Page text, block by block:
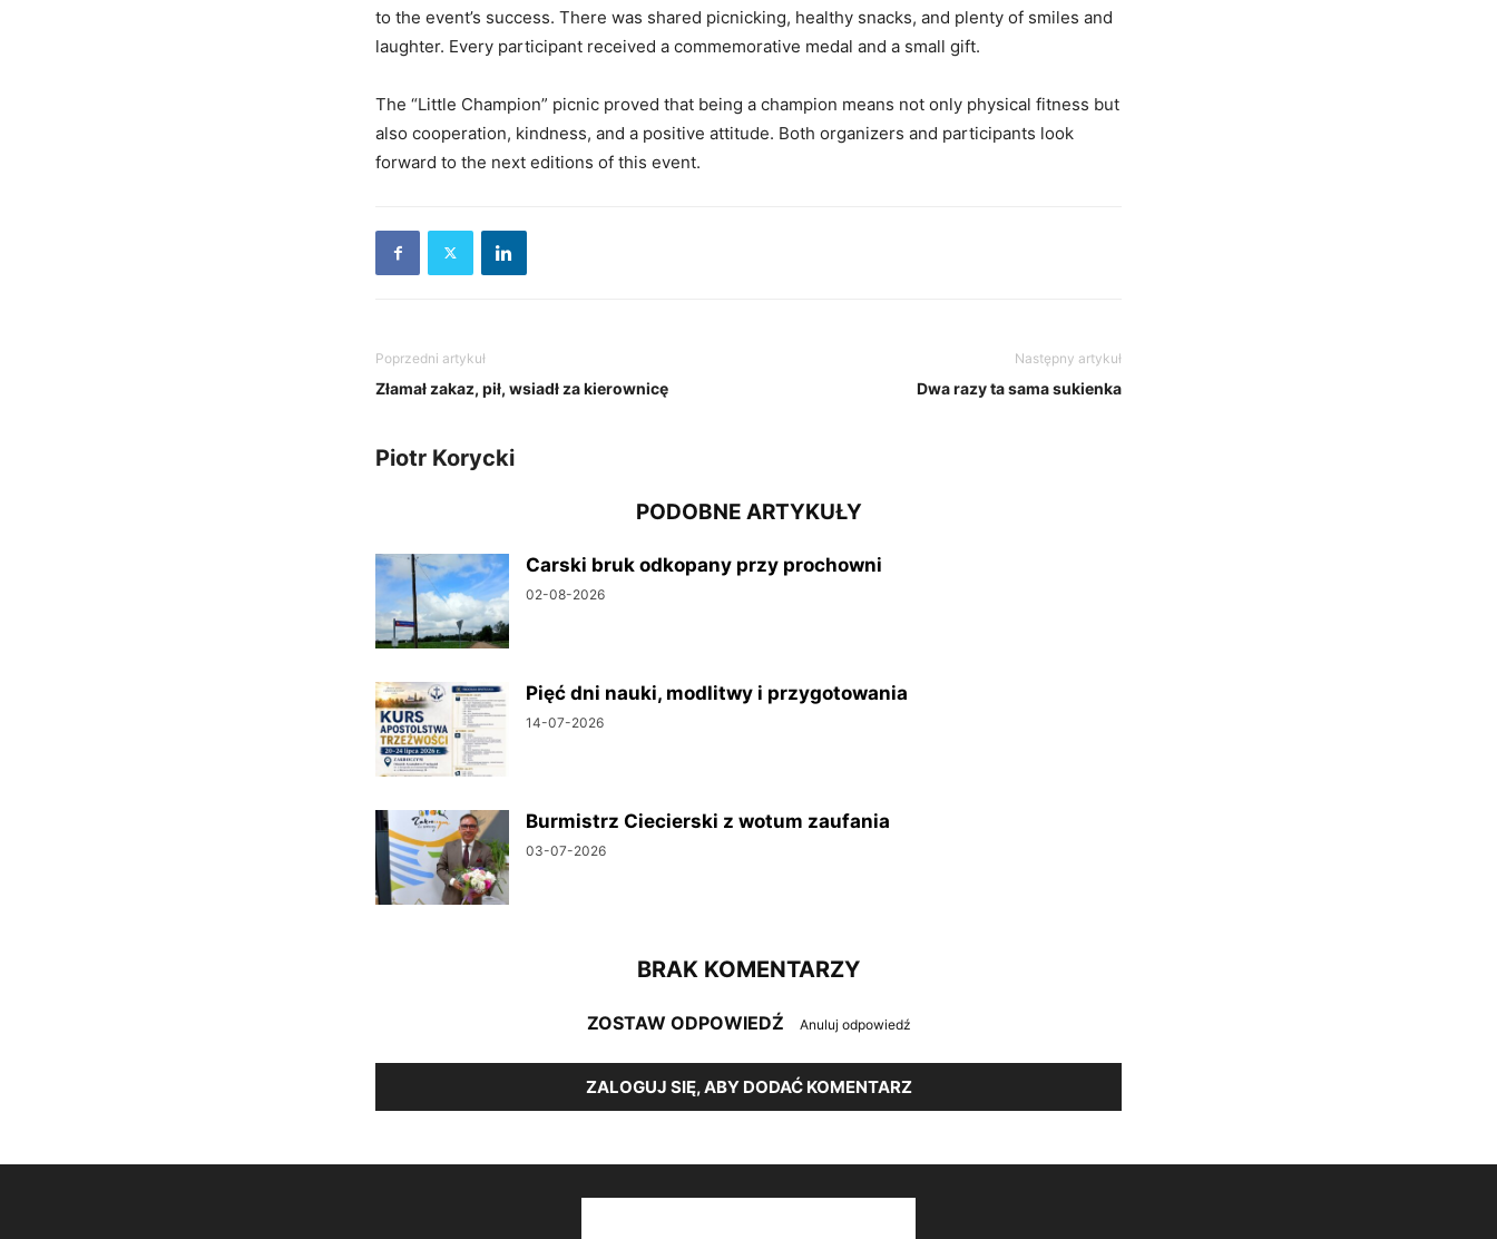
to the event’s success. There was shared picnicking, healthy snacks, and plenty of smiles and
laughter. Every participant received a commemorative medal and a small gift.
The “Little Champion” picnic proved that being a champion means not only physical fitness but
also cooperation, kindness, and a positive attitude. Both organizers and participants look
forward to the next editions of this event.
Poprzedni artykuł
Złamał zakaz, pił, wsiadł za kierownicę
Następny artykuł
Dwa razy ta sama sukienka
Piotr Korycki
PODOBNE ARTYKUŁY
Carski bruk odkopany przy prochowni
02-08-2026
Pięć dni nauki, modlitwy i przygotowania
14-07-2026
Burmistrz Ciecierski z wotum zaufania
03-07-2026
BRAK KOMENTARZY
ZOSTAW ODPOWIEDŹ Anuluj odpowiedź
ZALOGUJ SIĘ, ABY DODAĆ KOMENTARZ